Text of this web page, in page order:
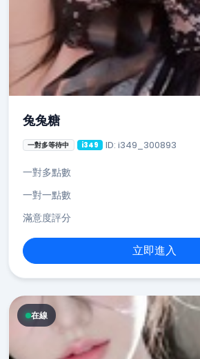
兔兔糖
一對多等待中 i349 ID: i349_300893
一對多點數
一對一點數
滿意度評分
立即進入
在線